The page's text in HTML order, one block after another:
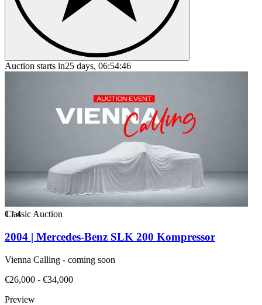
Auction starts in25 days, 06:54:46
1/4
Classic Auction
2004 | Mercedes-Benz SLK 200 Kompressor
Vienna Calling - coming soon
€26,000 - €34,000
Preview